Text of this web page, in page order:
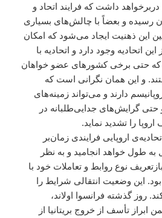
دربرخواهد داشت که فرایند اتحاد و
رسیده و بعضاً با چالش‌های بسیاری
این ذهنیت ایجاد می‌شود که امکان
اتحادیه وجود دارد و اتحادیه با
که حتی برخی کشورهای عضو خواهان
و این همان نگرانی است که
دارند و می‌تواند زمینه‌های
حتی گرایش‌های جدایی‌طلبانه در
را تشدید نماید.
اروپایی فرایندی زمان‌بر
طول خواهد انجامید و به نظر
نوع روابط و تعاملات خود با
بود. این وضعیت انتقالی شرایط را
روز گذشته فرانسوا اولاند،
تأسف از خروج بریتانیا از